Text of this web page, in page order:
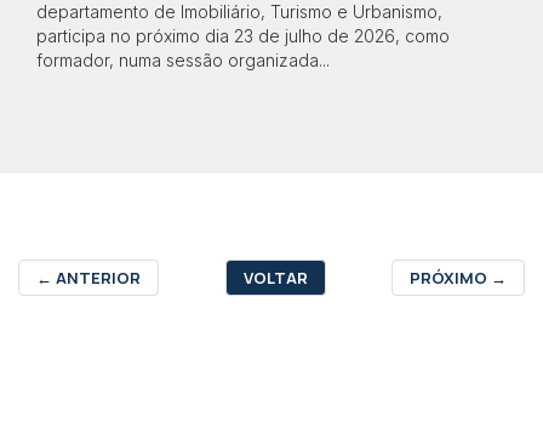
departamento de Imobiliário, Turismo e Urbanismo,
participa no próximo dia 23 de julho de 2026, como
formador, numa sessão organizada...
← ANTERIOR VOLTAR PRÓXIMO →